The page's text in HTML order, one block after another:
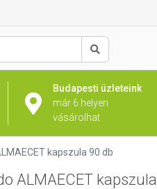
Keresés
Budapesti üzleteink
már 6 helyen
vásárolhat
kapszula 90 db
ALMAECET